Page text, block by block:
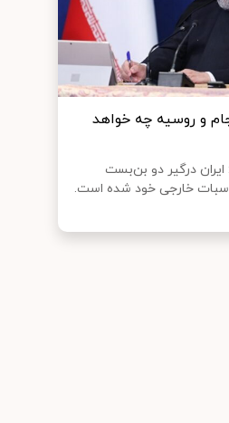
و روسیه چه خواهد
درگیر دو بن‌بست
خارجی خود شده است.